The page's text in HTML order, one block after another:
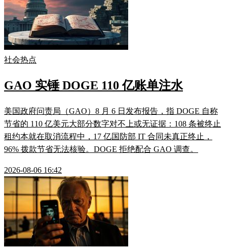
社会热点
GAO 实锤 DOGE 110 亿账单注水
美国政府问责局（GAO）8 月 6 日发布报告，指 DOGE 自称
节省的 110 亿美元大部分数字对不上或无证据：108 条被终止
租约本就在取消流程中，17 亿国防部 IT 合同未真正终止，
96% 拨款节省无法核验。DOGE 拒绝配合 GAO 调查。
2026-08-06 16:42